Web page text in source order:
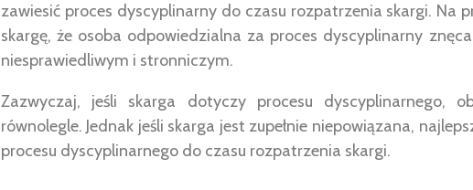
zawiesić proces dyscyplinarny do czasu rozpatrzenia skargi. Na
skargę, że osoba odpowiedzialna za proces dyscyplinarny
niesprawiedliwym i stronniczym.
Zazwyczaj, jeśli skarga dotyczy procesu dyscyplinarnego,
równolegle. Jednak jeśli skarga jest zupełnie niepowiązana,
procesu dyscyplinarnego do czasu rozpatrzenia skargi.